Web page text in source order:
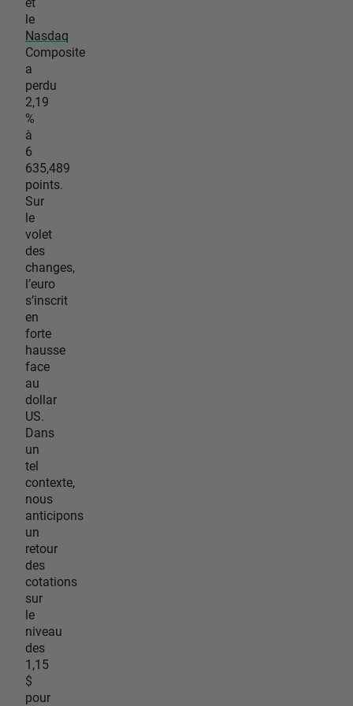
le
Nasdaq
Composite
a
perdu
2,19
%
à
6
635,489
points.
Sur
le
volet
des
changes,
l’euro
s’inscrit
en
forte
hausse
face
au
dollar
US.
Dans
un
tel
contexte,
nous
anticipons
un
retour
des
cotations
sur
le
niveau
des
1,15
$
pour